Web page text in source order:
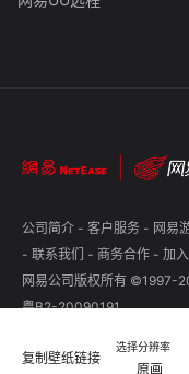
复制壁纸链接
选择分辨率
原画
公司简介 - 客户服务 - 网易
- 联系我们 - 商务合作 - 加
网易公司版权所有 ©1997-
粤B2-20090191